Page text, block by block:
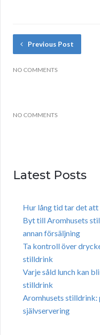
Previous Post
NO COMMENTS
NO COMMENTS
Latest Posts
Hur lång tid tar det
Byt till Aromhusets
annan försäljning
Ta kontroll över
stilldrink
Varje såld lunch kan
stilldrink
Aromhusets stilldrink:
självservering